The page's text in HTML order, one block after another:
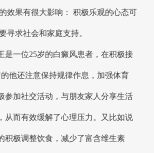
效果有很大影响： 积极乐观的心态可
寻求社会和家庭支持。
是一位25岁的白癜风患者，在积极接
他还注意保持规律作息，加强体育
参加社交活动，与朋友家人分享生活
从而有效缓解了心理压力。又比如说
积极调整饮食，减少了富含维生素